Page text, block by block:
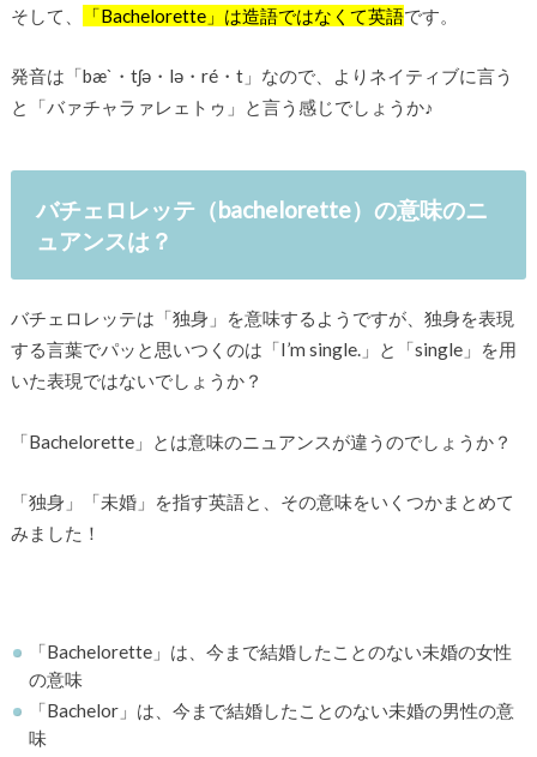
そして、 「Bachelorette」は造語ではなくて英語です。
発音は「bæ`・tʃə・lə・ré・t」なので、よりネイティブに言う
と「バァチャラァレェトゥ」と言う感じでしょうか♪
バチェロレッテ（bachelorette）の意味のニ
ュアンスは？
バチェロレッテは「独身」を意味するようですが、独身を表現
する言葉でパッと思いつくのは「I’m single.」と「single」を用
いた表現ではないでしょうか？
「Bachelorette」とは意味のニュアンスが違うのでしょうか？
「独身」「未婚」を指す英語と、その意味をいくつかまとめて
みました！
「Bachelorette」は、今まで結婚したことのない未婚の女性
の意味
「Bachelor」は、今まで結婚したことのない未婚の男性の意
味